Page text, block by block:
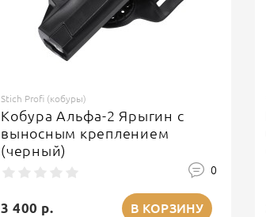
Stich Profi (кобуры)
Кобура Альфа-2 Ярыгин с
выносным креплением
(черный)
0
3 400 р. В КОРЗИНУ